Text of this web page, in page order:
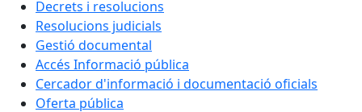
Decrets i resolucions
Resolucions judicials
Gestió documental
Accés Informació pública
Cercador d'informació i documentació oficials
Oferta pública